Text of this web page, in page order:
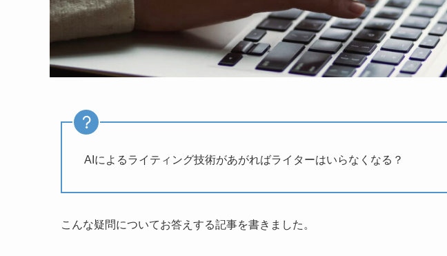
AIによるライティング技術があがればライターはいらなくなる？
こんな疑問についてお答えする記事を書きました。